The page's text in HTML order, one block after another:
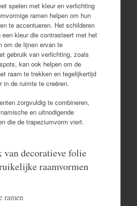
spelen met kleur en verlichting
ramen helpen om hun
te accentueren. Het schilderen
kleur die contrasteert met het
om de lijnen ervan te
gebruik van verlichting, zoals
kan ook helpen om de
raam te trekken en tegelijkertijd
in de ruimte te creëren.
zorgvuldig te combineren,
en uitnodigende
die de trapeziumvorm viert.
van decoratieve folie
raamvormen
ramen